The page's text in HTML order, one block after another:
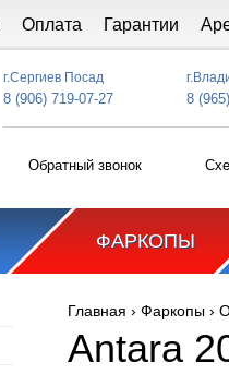
Оплата Гарантии
г.Сергиев Посад
8 (906) 719-07-27 8
Обратный звонок
ФАРКОПЫ
Вы здесь
Главная › Фаркопы ›
Antara